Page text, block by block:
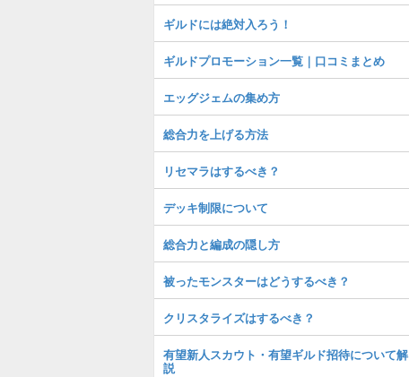
ギルドには絶対入ろう！
ギルドプロモーション一覧｜口コミまとめ
エッグジェムの集め方
総合力を上げる方法
リセマラはするべき？
デッキ制限について
総合力と編成の隠し方
被ったモンスターはどうするべき？
クリスタライズはするべき？
有望新人スカウト・有望ギルド招待について解
説